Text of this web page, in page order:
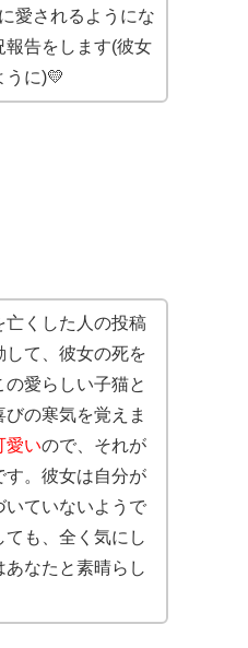
愛されるようにな
報告をします(彼女
うに)💛
亡くした人の投稿
して、彼女の死を
愛らしい子猫と
の寒気を覚えま
愛いので、それが
す。彼女は自分が
いていないようで
も、全く気にし
なたと素晴らし